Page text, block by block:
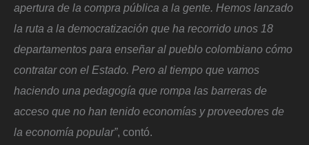
apertura de la compra pública a la gente. Hemos lanzado
la ruta a la democratización que ha recorrido unos 18
departamentos para enseñar al pueblo colombiano cómo
contratar con el Estado. Pero al tiempo que vamos
haciendo una pedagogía que rompa las barreras de
acceso que no han tenido economías y proveedores de
la economía popular”, contó.